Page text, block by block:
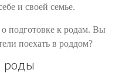
и своей семье.
о подготовке к родам. Вы
поехать в роддом?
роды